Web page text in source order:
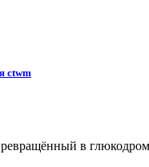
ctwm
в